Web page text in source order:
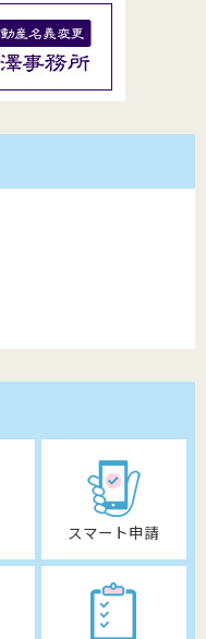
スマート申請